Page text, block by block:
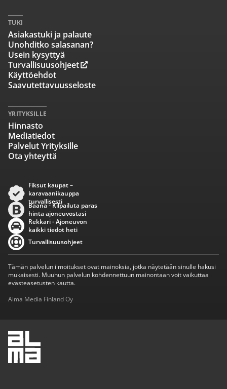
TUKI
Asiakastuki ja palaute
Unohditko salasanan?
Usein kysyttyä
Turvallisuusohjeet
Käyttöehdot
Saavutettavuusseloste
YRITYKSILLE
Hinnasto
Mediatiedot
Palvelut Yrityksille
Ota yhteyttä
Fiksut kaupat –
karavaanikauppa
turvallisesti
Baana - Kilpailuta paras
hinta ajoneuvostasi
Rekkari - Ajoneuvon
kaikki tiedot heti
Turvallisuusohjeet
Tämän palvelun ilmoitukset ovat mainoksia, jotka näytetään sinulle hakusi
mukaisesti. Muuhun palvelun kohdennettuun mainontaan voit vaikuttaa
evästeasetusten kautta.
Alma Media Finland Oy